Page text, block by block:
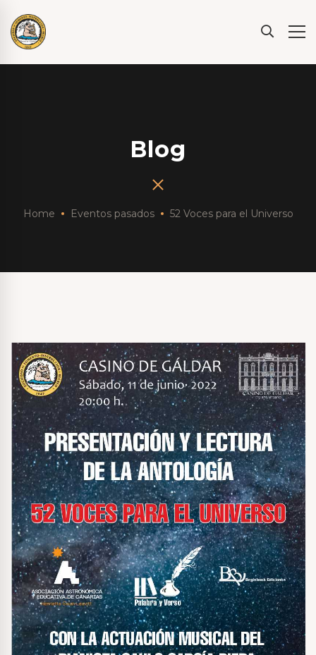
Blog
Home Eventos pasados 52 Voces para el Universo